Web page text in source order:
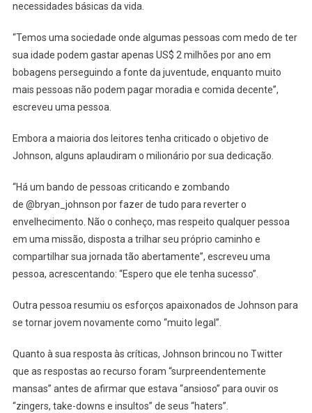
necessidades básicas da vida.
“Temos uma sociedade onde algumas pessoas com medo de ter
sua idade podem gastar apenas US$ 2 milhões por ano em
bobagens perseguindo a fonte da juventude, enquanto muito
mais pessoas não podem pagar moradia e comida decente”,
escreveu uma pessoa.
Embora a maioria dos leitores tenha criticado o objetivo de
Johnson, alguns aplaudiram o milionário por sua dedicação.
“Há um bando de pessoas criticando e zombando
de @bryan_johnson por fazer de tudo para reverter o
envelhecimento. Não o conheço, mas respeito qualquer pessoa
em uma missão, disposta a trilhar seu próprio caminho e
compartilhar sua jornada tão abertamente”, escreveu uma
pessoa, acrescentando: “Espero que ele tenha sucesso”.
Outra pessoa resumiu os esforços apaixonados de Johnson para
se tornar jovem novamente como “muito legal”.
Quanto à sua resposta às críticas, Johnson brincou no Twitter
que as respostas ao recurso foram “surpreendentemente
mansas” antes de afirmar que estava “ansioso” para ouvir os
“zingers, take-downs e insultos” de seus “haters”.